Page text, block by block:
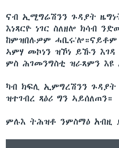
ናብ ኢሚግሬሽንን ጉዳያት
እነጻርዮ ነገር ስለዘሎ ክሳብ
ከምዝበሉዎም
ኣምሃ መኮነን ዝኾነ ይኹን እገዳ
ምስ ሕገመንግስቲ ዝራጸምን
ካብ ክፍሊ ኢምግረሽንን ጉዳያት
ዝተገብረ ጻዕሪ ግን ኣይሰለጠን።
ምሉእ ትሕዝቶ ንምስማዕ አብዚ